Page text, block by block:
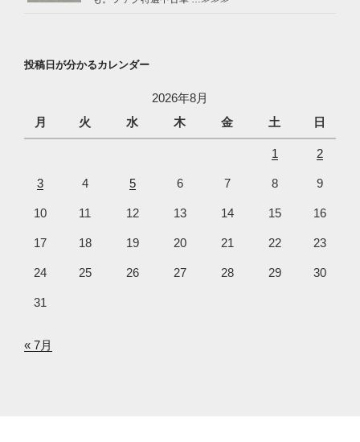
投稿日が分かるカレンダー
2026年8月
月
火 水 木 金 土 日
1 2
3 4 5 6 7 8 9
10 11 12 13 14 15 16
17 18 19 20 21 22 23
24 25 26 27 28 29 30
31
« 7月